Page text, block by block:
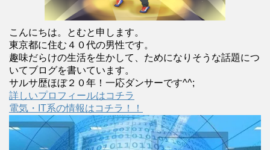
こんにちは。とむと申します。
東京都に住む４０代の男性です。
趣味だらけの生活を生かして、ためになりそうな話題につ
いてブログを書いています。
サルサ歴ほぼ２０年！一応ダンサーです^^;
詳しいプロフィールはコチラ
電気・IT系の情報はコチラ！！